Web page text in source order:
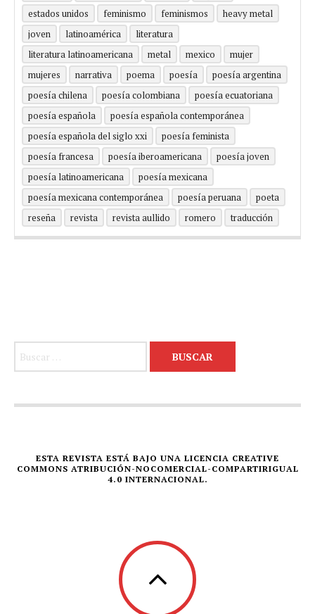
estados unidos
feminismo feminismos
heavy metal
joven
latinoamérica
literatura
literatura latinoamericana
metal mexico
mujer
mujeres
narrativa poema poesía
poesía argentina
poesía chilena
poesía colombiana
poesía ecuatoriana
poesía española
poesía española contemporánea
poesía española del siglo xxi
poesía feminista
poesía francesa
poesía iberoamericana
poesía joven
poesía latinoamericana
poesía mexicana
poesía mexicana contemporánea
poesía peruana
poeta
reseña
revista revista aullido romero traducción
ESTA REVISTA ESTÁ BAJO UNA LICENCIA CREATIVE
COMMONS ATRIBUCIÓN-NOCOMERCIAL-COMPARTIRIGUAL
4.0 INTERNACIONAL.